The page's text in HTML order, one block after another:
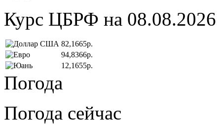
Курс ЦБРФ на 08.08.2026
82,1665р.
94,8366р.
12,1655р.
Погода
Погода сейчас